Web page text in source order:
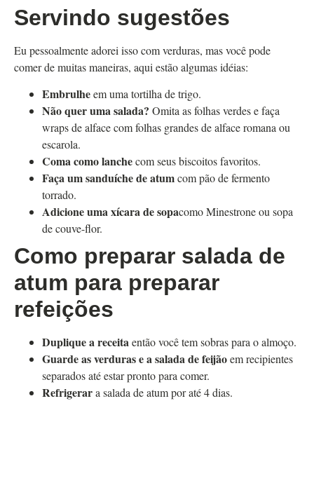
Servindo sugestões
Eu pessoalmente adorei isso com verduras, mas você pode
comer de muitas maneiras, aqui estão algumas idéias:
Embrulheem uma tortilha de trigo.
Não quer uma salada? Omita as folhas verdes e faça
wraps de alface com folhas grandes de alface romana ou
escarola.
Coma como lanchecom seus biscoitos favoritos.
Faça um sanduíche de atumcom pão de fermento
torrado.
Adicione uma xícara de sopacomo Minestrone ou sopa
de couve-flor.
Como preparar salada de
atum para preparar
refeições
Duplique a receitaentão você tem sobras para o almoço.
Guarde as verduras e a salada de feijãoem recipientes
separados até estar pronto para comer.
Refrigerara salada de atum por até 4 dias.